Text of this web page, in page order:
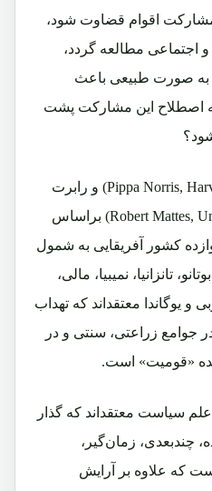
اقوام قضاوت شود،
اجتماعی مطالعه گردد،
به صورت طبیعی باعث
اصطلاح این مشارکت پشت
پی‌پا نوریس (Pippa Norris, Harvard University) و رابرت
متز (Robert Mattes, University of Cape Town) بر‌اساس
کشور آفریقایی به شمول
تانزانیا، نمیبیا، مالی،
و یوگاندا معتقدا‌ند که تهداب
جوامع زراعتی، سنتی و در
«قومیت» است.
سیاست معتقد‌اند که گذار
چند‌بعدی، زمان‌گیر،
که علاوه بر آرایش